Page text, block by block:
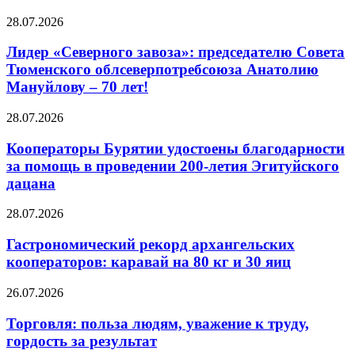
28.07.2026
Лидер «Северного завоза»: председателю Совета
Тюменского облсеверпотребсоюза Анатолию
Мануйлову – 70 лет!
28.07.2026
Кооператоры Бурятии удостоены благодарности
за помощь в проведении 200-летия Эгитуйского
дацана
28.07.2026
Гастрономический рекорд архангельских
кооператоров: каравай на 80 кг и 30 яиц
26.07.2026
Торговля: польза людям, уважение к труду,
гордость за результат